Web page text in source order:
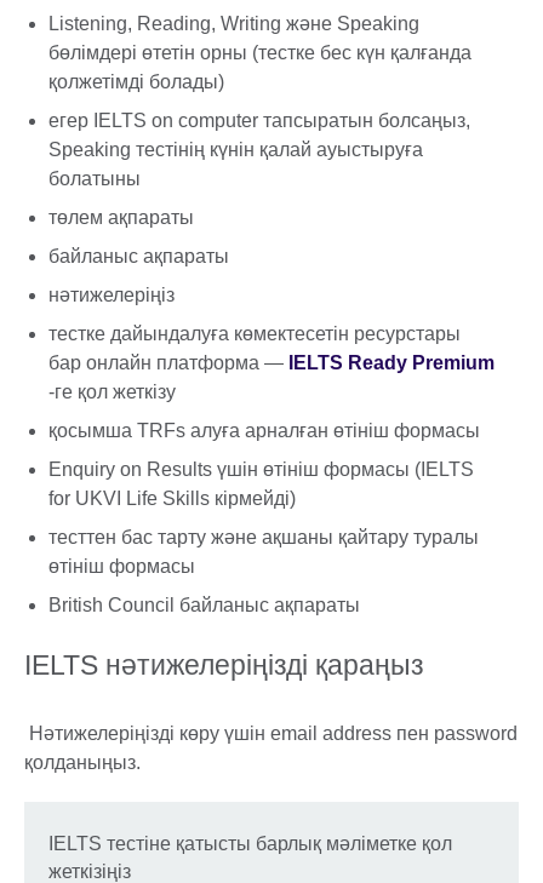
Listening, Reading, Writing және Speaking
бөлімдері өтетін орны (тестке бес күн қалғанда
қолжетімді болады)
егер IELTS on computer тапсыратын болсаңыз,
Speaking тестінің күнін қалай ауыстыруға
болатыны
төлем ақпараты
байланыс ақпараты
нәтижелеріңіз
тестке дайындалуға көмектесетін ресурстары
бар онлайн платформа —
IELTS Ready Premium
-ге қол жеткізу
қосымша TRFs алуға арналған өтініш формасы
Enquiry on Results үшін өтініш формасы (IELTS
for UKVI Life Skills кірмейді)
тесттен бас тарту және ақшаны қайтару туралы
өтініш формасы
British Council байланыс ақпараты
IELTS нәтижелеріңізді қараңыз
Нәтижелеріңізді көру үшін email address пен password
қолданыңыз.
IELTS тестіне қатысты барлық мәліметке қол
жеткізіңіз